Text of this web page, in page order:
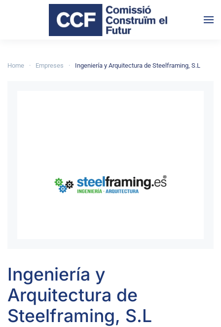
Skip to main content
Home Empreses Ingeniería y Arquitectura de Steelframing, S.L
Ingeniería y
Arquitectura de
Steelframing, S.L